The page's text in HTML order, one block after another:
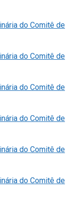
do Comitê de
do Comitê de
do Comitê de
do Comitê de
do Comitê de
do Comitê de